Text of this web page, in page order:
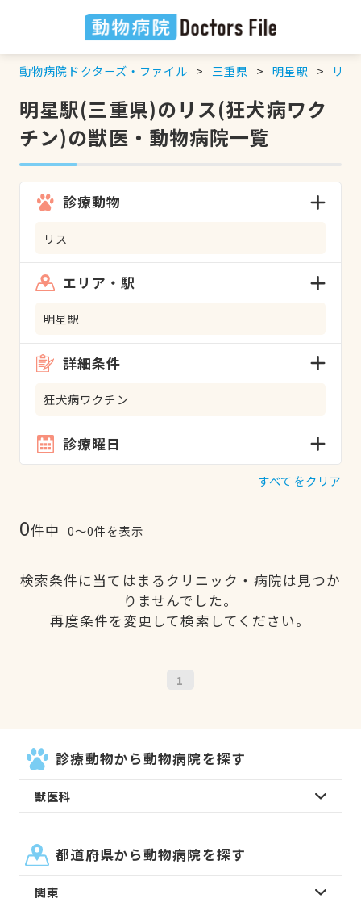
動物病院ドクターズ・ファイル 三重県 明星駅 リス
明星駅(三重県)のリス(狂犬病ワク
チン)の獣医・動物病院一覧
診療動物
リス
エリア・駅
明星駅
詳細条件
狂犬病ワクチン
診療曜日
すべてをクリア
0件中 0〜0件を表示
検索条件に当てはまるクリニック・病院は見つか
りませんでした。
再度条件を変更して検索してください。
1
診療動物から動物病院を探す
獣医科
都道府県から動物病院を探す
関東